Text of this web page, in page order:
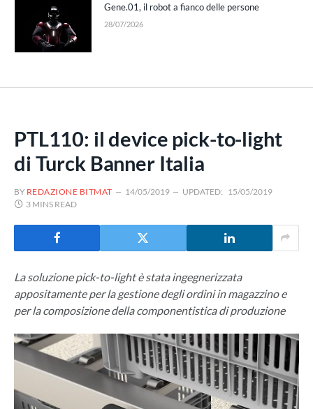
Gene.01, il robot a fianco delle persone
28/07/2026
PTL110: il device pick-to-light
di Turck Banner Italia
BY REDAZIONE BITMAT 14/05/2019 UPDATED: 15/05/2019
3 MINS READ
La soluzione pick-to-light è stata ingegnerizzata
appositamente per la gestione degli ordini in magazzino e
per la composizione della componentistica di produzione